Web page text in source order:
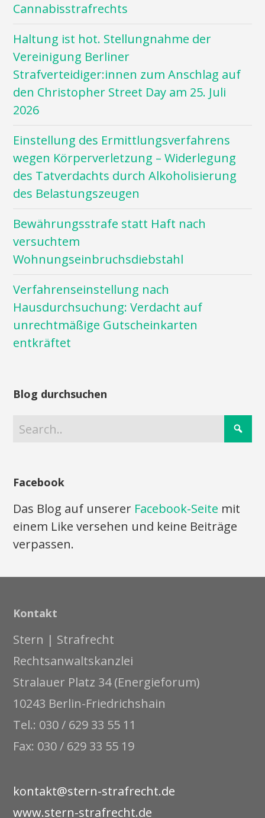
Cannabisstrafrechts
Haltung ist hot. Stellungnahme der
Vereinigung Berliner
Strafverteidiger:innen zum Anschlag auf
den Christopher Street Day am 25. Juli
2026
Einstellung des Ermittlungsverfahrens
wegen Körperverletzung – Widerlegung
des Tatverdachts durch Alkoholisierung
des Belastungszeugen
Bewährungsstrafe statt Haft nach
versuchtem
Wohnungseinbruchsdiebstahl
Verfahrenseinstellung nach
Hausdurchsuchung: Verdacht auf
unrechtmäßige Gutscheinkarten
entkräftet
Blog durchsuchen
Facebook
Das Blog auf unserer Facebook-Seite mit
einem Like versehen und keine Beiträge
verpassen.
Kontakt
Stern | Strafrecht
Rechtsanwaltskanzlei
Stralauer Platz 34 (Energieforum)
10243 Berlin-Friedrichshain
Tel.: 030 / 629 33 55 11
Fax: 030 / 629 33 55 19
kontakt@stern-strafrecht.de
www.stern-strafrecht.de